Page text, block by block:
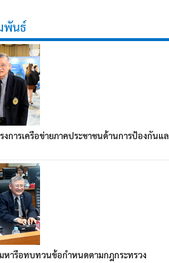
พันธ์
การเครือข่ายภาคประชาชนด้านการป้องกันแ
หารือทบทวนข้อกำหนดตามกฎกระทรวง